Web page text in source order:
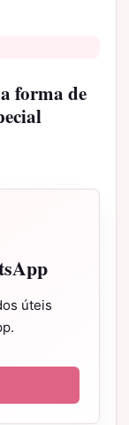
forma de
úteis